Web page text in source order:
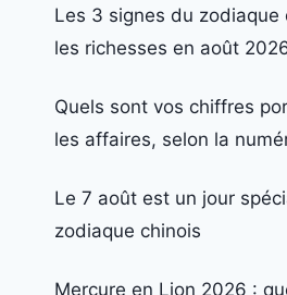
Les 3 signes du
les richesses en août
Quels sont vos chiffres
les affaires, selon la
Le 7 août est un jour
zodiaque chinois
Mercure en Lion 2026 :